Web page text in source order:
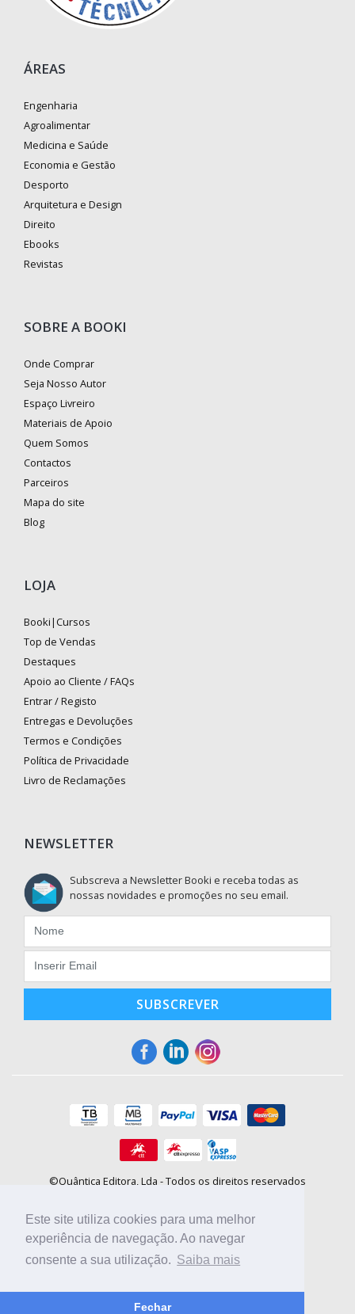
Este site utiliza cookies para uma melhor
experiência de navegação. Ao navegar
consente a sua utilização. Saiba mais
Fechar
ÁREAS
Engenharia
Agroalimentar
Medicina e Saúde
Economia e Gestão
Desporto
Arquitetura e Design
Direito
Ebooks
Revistas
SOBRE A BOOKI
Onde Comprar
Seja Nosso Autor
Espaço Livreiro
Materiais de Apoio
Quem Somos
Contactos
Parceiros
Mapa do site
Blog
LOJA
Booki|Cursos
Top de Vendas
Destaques
Apoio ao Cliente / FAQs
Entrar / Registo
Entregas e Devoluções
Termos e Condições
Política de Privacidade
Livro de Reclamações
NEWSLETTER
Subscreva a Newsletter Booki e receba todas as
nossas novidades e promoções no seu email.
SUBSCREVER
©Quântica Editora, Lda - Todos os direitos reservados
E-mail: info@booki.pt
Tel.: +351 220 104 872(custo de chamada para a rede fixa